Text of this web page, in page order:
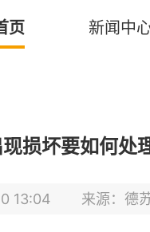
页 新闻中
损坏要如何处
13:04 来源：德